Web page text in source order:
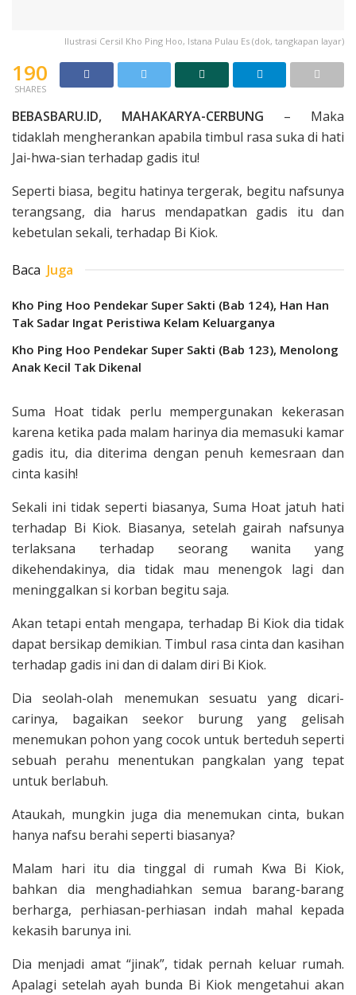
Ilustrasi Cersil Kho Ping Hoo, Istana Pulau Es (dok, tangkapan layar)
190
SHARES
BEBASBARU.ID, MAHAKARYA-CERBUNG – Maka
tidaklah mengherankan apabila timbul rasa suka di hati
Jai-hwa-sian terhadap gadis itu!
Seperti biasa, begitu hatinya tergerak, begitu nafsunya
terangsang, dia harus mendapatkan gadis itu dan
kebetulan sekali, terhadap Bi Kiok.
Baca Juga
Kho Ping Hoo Pendekar Super Sakti (Bab 124), Han Han
Tak Sadar Ingat Peristiwa Kelam Keluarganya
Kho Ping Hoo Pendekar Super Sakti (Bab 123), Menolong
Anak Kecil Tak Dikenal
Suma Hoat tidak perlu mempergunakan kekerasan
karena ketika pada malam harinya dia memasuki kamar
gadis itu, dia diterima dengan penuh kemesraan dan
cinta kasih!
Sekali ini tidak seperti biasanya, Suma Hoat jatuh hati
terhadap Bi Kiok. Biasanya, setelah gairah nafsunya
terlaksana terhadap seorang wanita yang
dikehendakinya, dia tidak mau menengok lagi dan
meninggalkan si korban begitu saja.
Akan tetapi entah mengapa, terhadap Bi Kiok dia tidak
dapat bersikap demikian. Timbul rasa cinta dan kasihan
terhadap gadis ini dan di dalam diri Bi Kiok.
Dia seolah-olah menemukan sesuatu yang dicari-
carinya, bagaikan seekor burung yang gelisah
menemukan pohon yang cocok untuk berteduh seperti
sebuah perahu menentukan pangkalan yang tepat
untuk berlabuh.
Ataukah, mungkin juga dia menemukan cinta, bukan
hanya nafsu berahi seperti biasanya?
Malam hari itu dia tinggal di rumah Kwa Bi Kiok,
bahkan dia menghadiahkan semua barang-barang
berharga, perhiasan-perhiasan indah mahal kepada
kekasih barunya ini.
Dia menjadi amat “jinak”, tidak pernah keluar rumah.
Apalagi setelah ayah bunda Bi Kiok mengetahui akan